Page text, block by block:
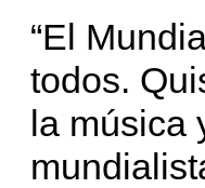
“El
todos.
la música